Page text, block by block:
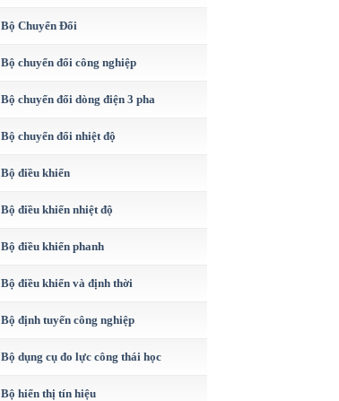
Bộ Chuyển Đổi
Bộ chuyển đổi công nghiệp
Bộ chuyển đổi dòng điện 3 pha
Bộ chuyển đổi nhiệt độ
Bộ điều khiển
Bộ điều khiển nhiệt độ
Bộ điều khiển phanh
Bộ điều khiển và định thời
Bộ định tuyến công nghiệp
Bộ dụng cụ đo lực công thái học
Bộ hiển thị tín hiệu